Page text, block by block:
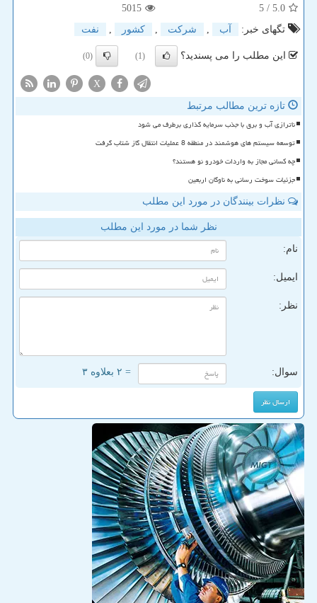
5.0
/ 5
5015
تگهای خبر:
آب , شركت , كشور , نفت
این مطلب را می پسندید؟ (1)
(0)
X
تازه ترین مطالب مرتبط
ناترازی آب و برق با جذب سرمایه گذاری برطرف می شود
توسعه سیستم های هوشمند در منطقه 8 عملیات انتقال گاز شتاب گرفت
چه کسانی مجاز به واردات خودرو نو هستند؟
جزئیات سوخت رسانی به ناوگان اربعین
نظرات بینندگان در مورد این مطلب
نظر شما در مورد این مطلب
نام:
ایمیل:
نظر:
سوال: = ۲ بعلاوه ۳